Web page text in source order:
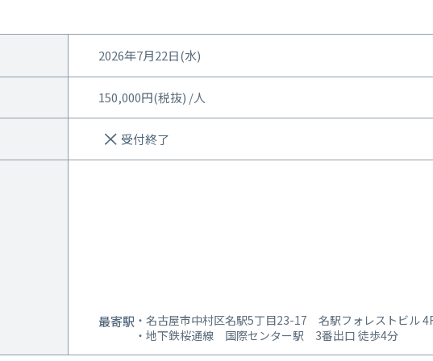
2026年7月22日(水)
150,000円(税抜) /人
受付終了
最寄駅
名古屋市中村区名駅5丁目23-17 名駅フォレストビル
地下鉄桜通線 国際センター駅 3番出口 徒歩4分